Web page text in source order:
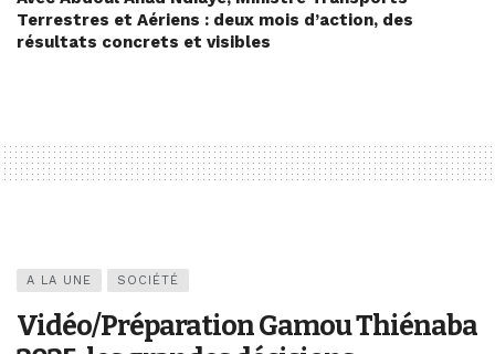
Terrestres et Aériens : deux mois d’action, des
résultats concrets et visibles
A LA UNE SOCIÉTÉ
Vidéo/Préparation Gamou Thiénaba